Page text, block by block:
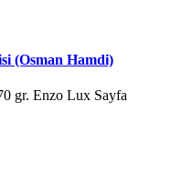
(Osman Hamdi)
gr. Enzo Lux Sayfa